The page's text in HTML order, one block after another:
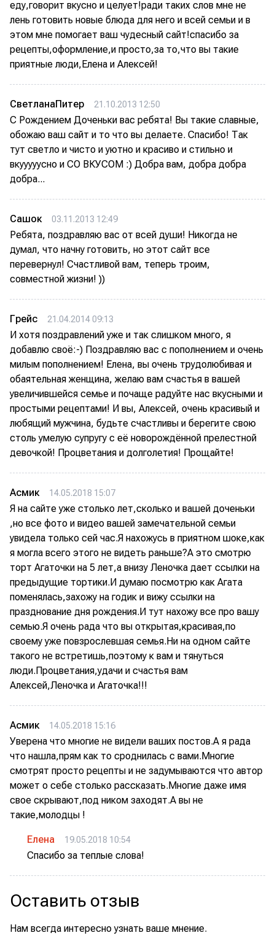
еду,говорит вкусно и целует!ради таких слов мне не
лень готовить новые блюда для него и всей семьи и в
этом мне помогает ваш чудесный сайт!спасибо за
рецепты,оформление,и просто,за то,что вы такие
приятные люди,Елена и Алексей!
СветланаПитер 21.10.2013 12:50
С Рождением Доченьки вас ребята! Вы такие славные,
обожаю ваш сайт и то что вы делаете. Спасибо! Так
тут светло и чисто и уютно и красиво и стильно и
вкууууусно и СО ВКУСОМ :) Добра вам, добра добра
добра...
Сашок 03.11.2013 12:49
Ребята, поздравляю вас от всей души! Никогда не
думал, что начну готовить, но этот сайт все
перевернул! Счастливой вам, теперь троим,
совместной жизни! ))
Грейс 21.04.2014 09:13
И хотя поздравлений уже и так слишком много, я
добавлю своё:-) Поздравляю вас с пополнением и очень
милым пополнением! Елена, вы очень трудолюбивая и
обаятельная женщина, желаю вам счастья в вашей
увеличившейся семье и почаще радуйте нас вкусными и
простыми рецептами! И вы, Алексей, очень красивый и
любящий мужчина, будьте счастливы и берегите свою
столь умелую супругу с её новорождённой прелестной
девочкой! Процветания и долголетия! Прощайте!
Асмик 14.05.2018 15:07
Я на сайте уже столько лет,сколько и вашей доченьки
,но все фото и видео вашей замечательной семьи
увидела только сей час.Я нахожусь в приятном шоке,как
я могла всего этого не видеть раньше?А это смотрю
торт Агаточки на 5 лет,а внизу Леночка дает ссылки на
предыдущие тортики.И думаю посмотрю как Агата
поменялась,захожу на годик и вижу ссылки на
празднование дня рождения.И тут нахожу все про вашу
семью.Я очень рада что вы открытая,красивая,по
своему уже повзрослевшая семья.Ни на одном сайте
такого не встретишь,поэтому к вам и тянуться
люди.Процветания,удачи и счастья вам
Алексей,Леночка и Агаточка!!!
Асмик 14.05.2018 15:16
Уверена что многие не видели ваших постов.А я рада
что нашла,прям как то сроднилась с вами.Многие
смотрят просто рецепты и не задумываются что автор
может о себе столько рассказать.Многие даже имя
свое скрывают,под ником заходят.А вы не
такие,молодцы !
Елена 19.05.2018 10:54
Спасибо за теплые слова!
Оставить отзыв
Нам всегда интересно узнать ваше мнение.